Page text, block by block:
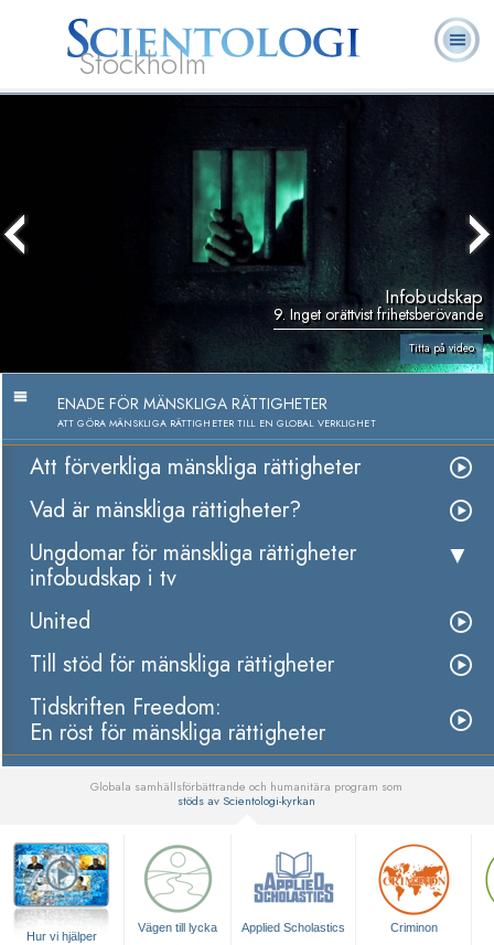
Stockholm
Ofta ställda
Infobudskap
9. Inget orättvist frihetsberövande
Titta på video
ENADE FÖR MÄNSKLIGA RÄTTIGHETER
ATT GÖRA MÄNSKLIGA RÄTTIGHETER TILL EN GLOBAL VERKLIGHET
Att förverkliga mänskliga rättigheter
Vad är mänskliga rättigheter?
Ungdomar för mänskliga rättigheter
infobudskap i tv
United
Till stöd för mänskliga rättigheter
Tidskriften Freedom:
En röst för mänskliga rättigheter
Globala samhällsförbättrande och humanitära program som
stöds av Scientologi-kyrkan
Hur vi hjälper
Vägen till lycka Applied Scholastics Criminon